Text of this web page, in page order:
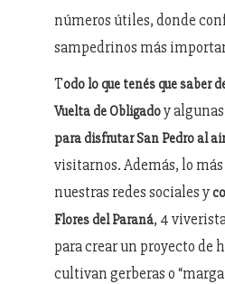
números útiles, donde
sampedrinos más
Todo lo que tenés que saber
Vuelta de Obligadoy algunas
para disfrutar San Pedro al
visitarnos. Además, lo
nuestras redes sociales y
Flores del Paraná, 4
para crear un proyecto de
cultivan gerberas o